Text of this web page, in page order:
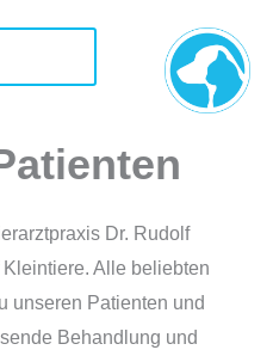
Dr. Rudolf
Alle beliebten
unseren Patienten und
Behandlung und